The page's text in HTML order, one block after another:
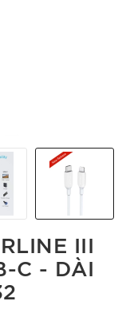
III
C - DÀI